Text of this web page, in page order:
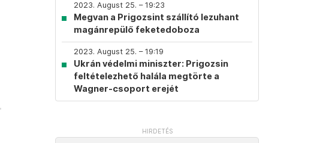
2023. August 25. – 19:23
Megvan a Prigozsint szállító lezuhant
magánrepülő feketedoboza
2023. August 25. – 19:19
Ukrán védelmi miniszter: Prigozsin
feltételezhető halála megtörte a
Wagner-csoport erejét